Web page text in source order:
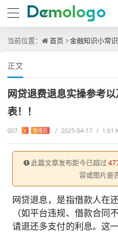
当前位置： 首页 金融知识小常识
正文
网贷退费退息实操参考
表！！
007 V 管理员 / 2025-04-17 / 1.61
此篇文章发布距今已超过
容或图片是
网贷退息，是指借款人在
（如平台违规、借款合同
请退还多支付的利息。这